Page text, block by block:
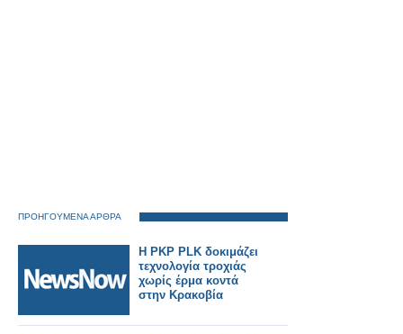
ΠΡΟΗΓΟΥΜΕΝΑ ΑΡΘΡΑ
Η PKP PLK δοκιμάζει
τεχνολογία τροχιάς
χωρίς έρμα κοντά
στην Κρακοβία